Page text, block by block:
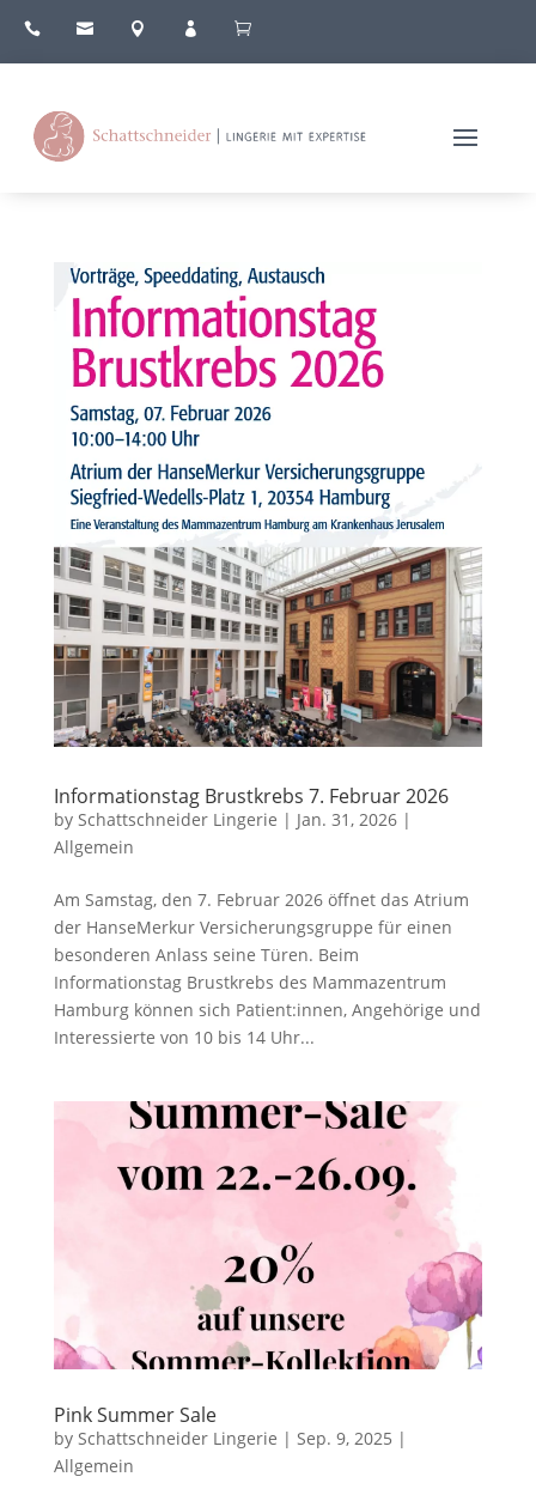
    
Informationstag Brustkrebs 7. Februar 2026
by Schattschneider Lingerie | Jan. 31, 2026|
Allgemein
Am Samstag, den 7. Februar 2026 öffnet das Atrium
der HanseMerkur Versicherungsgruppe für einen
besonderen Anlass seine Türen. Beim
Informationstag Brustkrebs des Mammazentrum
Hamburg können sich Patient:innen, Angehörige und
Interessierte von 10 bis 14 Uhr...
Pink Summer Sale
by Schattschneider Lingerie | Sep. 9, 2025 |
Allgemein